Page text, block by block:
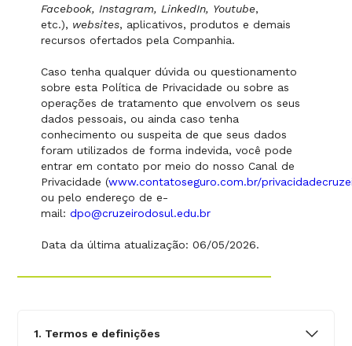
Facebook, Instagram, LinkedIn, Youtube,
etc.), websites, aplicativos, produtos e demais
recursos ofertados pela Companhia.
Caso tenha qualquer dúvida ou questionamento
sobre esta Política de Privacidade ou sobre as
operações de tratamento que envolvem os seus
dados pessoais, ou ainda caso tenha
conhecimento ou suspeita de que seus dados
foram utilizados de forma indevida, você pode
entrar em contato por meio do nosso Canal de
Privacidade (www.contatoseguro.com.br/
ou pelo endereço de e-
mail:dpo@cruzeirodosul.edu.br
Data da última atualização: 06/05/2026.
1. Termos e definições